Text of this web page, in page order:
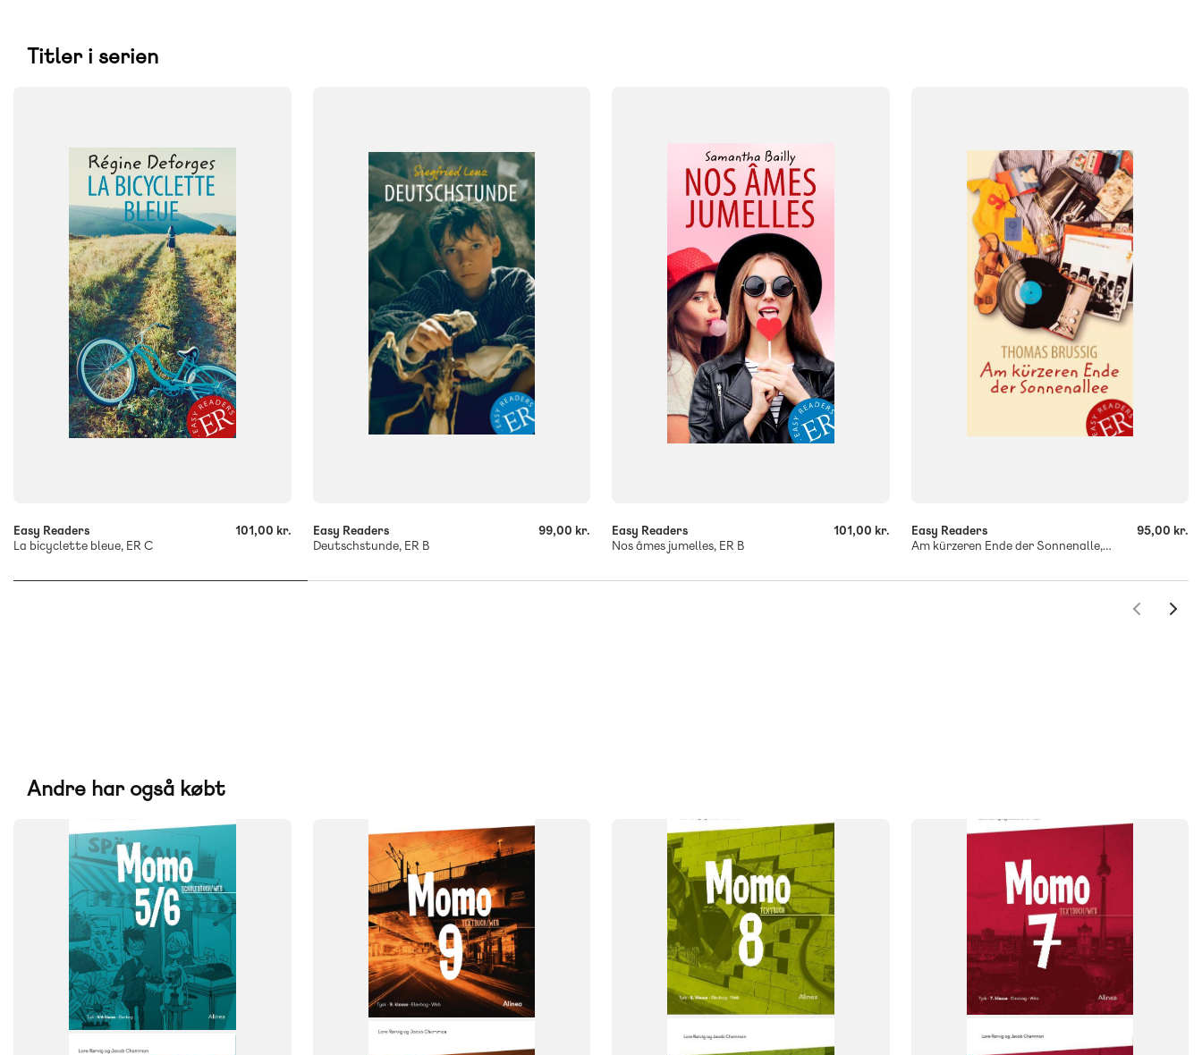
Titler i serien
Flergangsbog
9788723543059
Easy Readers
La bicyclette bleue, ER C
101,00 kr.
FORMAT
9788723561619
Easy Readers
Deutschstunde, ER B
99,00 kr.
Flergangsbog
9788723569042
Easy Readers
Nos âmes jumelles, ER B
101,00 kr.
Flergangsbog
9788723505415
Easy Readers
Am kürzeren Ende der Sonnenalle, ER C
95,00 kr.
Andre har også købt
SYSTEM
NIVEAU
5. klasse 6. klasse
NIVEAU
9. klasse
SYSTEM
NIVEAU
8. klasse
NIVEAU
7. klasse